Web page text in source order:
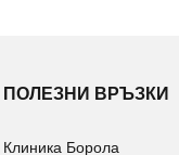
ПОЛЕЗНИ ВРЪЗКИ
Клиника Борола